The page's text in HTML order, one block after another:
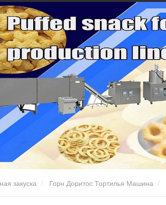
закуска Горн Доритос Тортилья Машина